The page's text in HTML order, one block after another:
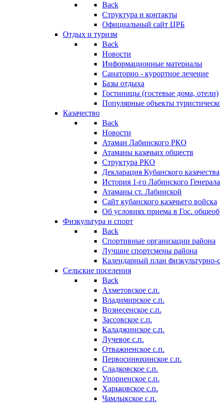
Back
Структура и контакты
Официальный сайт ЦРБ
Отдых и туризм
Back
Новости
Информационные материалы
Санаторно - курортное лечение
Базы отдыха
Гостиницы (гостевые дома, отели)
Популярные объекты
Казачество
Back
Новости
Атаман Лабинского РКО
Атаманы казачьих обществ
Структура РКО
Декларация Кубанского казачества
История 1-го Лабинского
Атаманы ст. Лабинской
Cайт кубанского казачьего войска
Об условиях приема в Гос.
Физкультура и спорт
Back
Спортивные организации района
Лучшие спортсмены района
Календарный план
Сельские поселения
Back
Ахметовское с.п.
Владимирское с.п.
Вознесенское с.п.
Зассовское с.п.
Каладжинское с.п.
Лучевое с.п.
Отважненское с.п.
Первосинюхинское с.п.
Сладковское с.п.
Упорненское с.п.
Харьковское с.п.
Чамлыкское с.п.